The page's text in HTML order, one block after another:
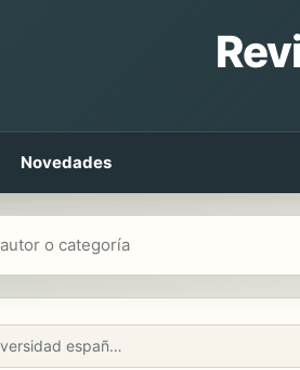
Novedades
En torno a la universidad española